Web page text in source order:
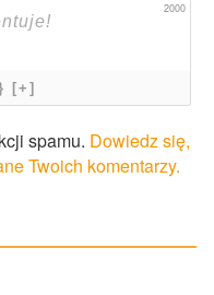
2000
[+]
spamu. Dowiedz się,
Twoich komentarzy.